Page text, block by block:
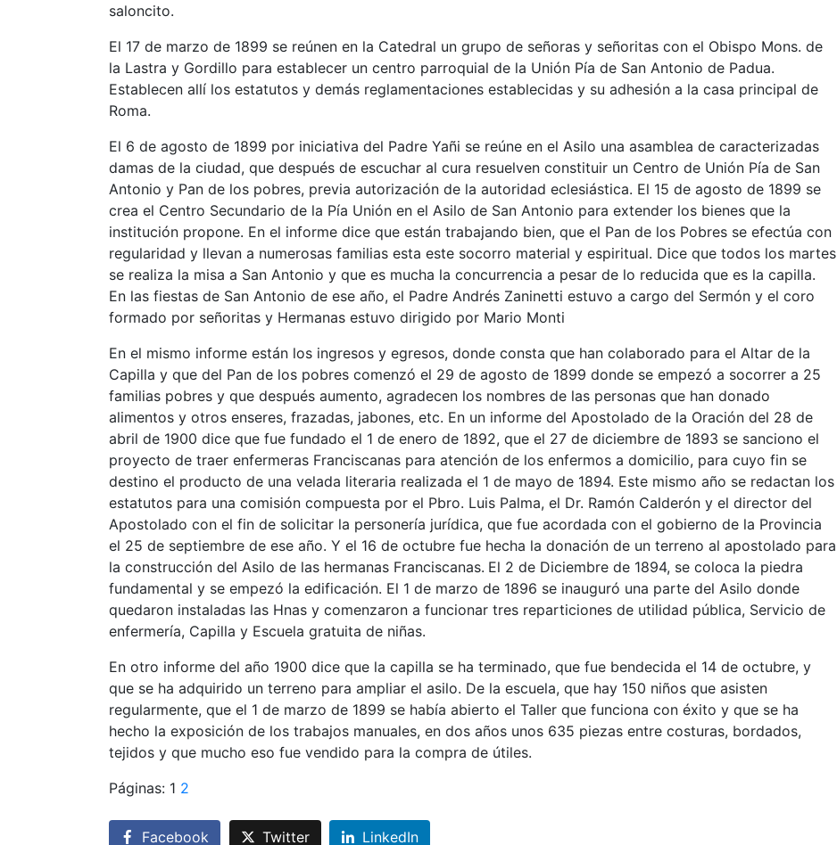
saloncito.
El 17 de marzo de 1899 se reúnen en la Catedral un grupo de señoras y señoritas con el Obispo Mons. de
la Lastra y Gordillo para establecer un centro parroquial de la Unión Pía de San Antonio de Padua.
Establecen allí los estatutos y demás reglamentaciones establecidas y su adhesión a la casa principal de
Roma.
El 6 de agosto de 1899 por iniciativa del Padre Yañi se reúne en el Asilo una asamblea de caracterizadas
damas de la ciudad, que después de escuchar al cura resuelven constituir un Centro de Unión Pía de San
Antonio y Pan de los pobres, previa autorización de la autoridad eclesiástica. El 15 de agosto de 1899 se
crea el Centro Secundario de la Pía Unión en el Asilo de San Antonio para extender los bienes que la
institución propone. En el informe dice que están trabajando bien, que el Pan de los Pobres se efectúa con
regularidad y llevan a numerosas familias esta este socorro material y espiritual. Dice que todos los martes
se realiza la misa a San Antonio y que es mucha la concurrencia a pesar de lo reducida que es la capilla.
En las fiestas de San Antonio de ese año, el Padre Andrés Zaninetti estuvo a cargo del Sermón y el coro
formado por señoritas y Hermanas estuvo dirigido por Mario Monti
En el mismo informe están los ingresos y egresos, donde consta que han colaborado para el Altar de la
Capilla y que del Pan de los pobres comenzó el 29 de agosto de 1899 donde se empezó a socorrer a 25
familias pobres y que después aumento, agradecen los nombres de las personas que han donado
alimentos y otros enseres, frazadas, jabones, etc. En un informe del Apostolado de la Oración del 28 de
abril de 1900 dice que fue fundado el 1 de enero de 1892, que el 27 de diciembre de 1893 se sanciono el
proyecto de traer enfermeras Franciscanas para atención de los enfermos a domicilio, para cuyo fin se
destino el producto de una velada literaria realizada el 1 de mayo de 1894. Este mismo año se redactan los
estatutos para una comisión compuesta por el Pbro. Luis Palma, el Dr. Ramón Calderón y el director del
Apostolado con el fin de solicitar la personería jurídica, que fue acordada con el gobierno de la Provincia
el 25 de septiembre de ese año. Y el 16 de octubre fue hecha la donación de un terreno al apostolado para
la construcción del Asilo de las hermanas Franciscanas. El 2 de Diciembre de 1894, se coloca la piedra
fundamental y se empezó la edificación. El 1 de marzo de 1896 se inauguró una parte del Asilo donde
quedaron instaladas las Hnas y comenzaron a funcionar tres reparticiones de utilidad pública, Servicio de
enfermería, Capilla y Escuela gratuita de niñas.
En otro informe del año 1900 dice que la capilla se ha terminado, que fue bendecida el 14 de octubre, y
que se ha adquirido un terreno para ampliar el asilo. De la escuela, que hay 150 niños que asisten
regularmente, que el 1 de marzo de 1899 se había abierto el Taller que funciona con éxito y que se ha
hecho la exposición de los trabajos manuales, en dos años unos 635 piezas entre costuras, bordados,
tejidos y que mucho eso fue vendido para la compra de útiles.
Páginas: 1 2
Facebook Twitter LinkedIn